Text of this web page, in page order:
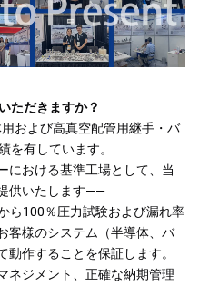
ただきますか？
および高真空配管用継手・バ
を有しています。
における基準工場として、当
供いたします——
ら100％圧力試験および漏れ率
客様のシステム（半導体、バ
動作することを保証します。
ネジメント、正確な納期管理